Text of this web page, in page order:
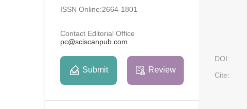
ISSN Online:2664-1801
Contact Editorial Office
pc@sciscanpub.com
Submit Review
DOI:
Cite: